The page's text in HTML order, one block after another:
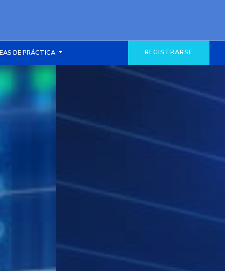
DE PRÁCTICA REGISTRARSE